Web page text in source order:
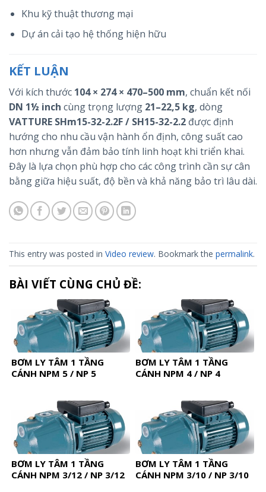
Khu kỹ thuật thương mại
Dự án cải tạo hệ thống hiện hữu
KẾT LUẬN
Với kích thước 104 × 274 × 470–500 mm, chuẩn kết nối
DN 1½ inch cùng trọng lượng 21–22,5 kg, dòng
VATTURE SHm15-32-2.2F / SH15-32-2.2 được định
hướng cho nhu cầu vận hành ổn định, công suất cao
hơn nhưng vẫn đảm bảo tính linh hoạt khi triển khai.
Đây là lựa chọn phù hợp cho các công trình cần sự cân
bằng giữa hiệu suất, độ bền và khả năng bảo trì lâu dài.
This entry was posted in Video review. Bookmark the permalink.
BÀI VIẾT CÙNG CHỦ ĐỀ:
BƠM LY TÂM 1 TẦNG
CÁNH NPM 5 / NP 5
BƠM LY TÂM 1 TẦNG
CÁNH NPM 4 / NP 4
BƠM LY TÂM 1 TẦNG
CÁNH NPM 3/12 / NP 3/12
BƠM LY TÂM 1 TẦNG
CÁNH NPM 3/10 / NP 3/10